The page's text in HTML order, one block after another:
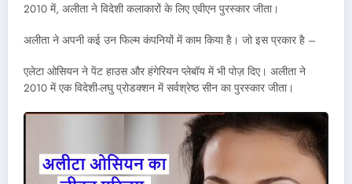
2010 में, अलीता ने विदेशी कलाकारों के लिए एवीएन पुरस्कार जीता।
अलीता ने अपनी कई उन फिल्म कंपनियों में काम किया है। जो इस प्रकार है –
एलेटा ओसियन ने पेंट हाउस और हंगेरियन प्लेबॉय में भी पोज़ दिए। अलीता ने
2010 में एक विदेशी-लघु प्रोडक्शन में सर्वश्रेष्ठ सीन का पुरस्कार जीता।